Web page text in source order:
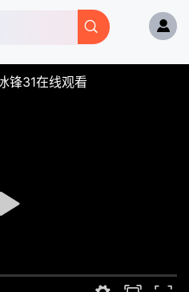
锋31在线观看